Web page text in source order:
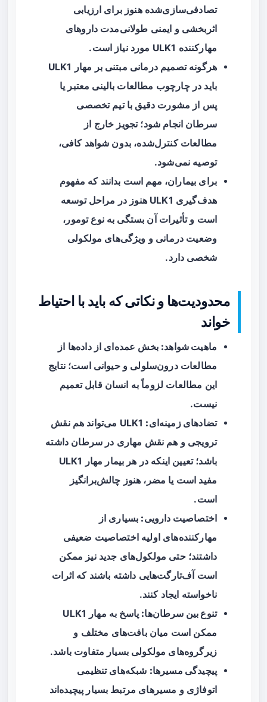
تصادفی‌سازی‌شده هنوز برای ارزیابی
اثربخشی و ایمنی طولانی‌مدت داروهای
مهارکننده ULK1 مورد نیاز است.
هرگونه تصمیم درمانی مبتنی بر مهار ULK1
باید در چارچوب مطالعات بالینی معتبر یا
پس از مشورت دقیق با تیم تخصصی
سرطان انجام شود؛ تجویز خارج از
مطالعات کنترل‌شده، بدون شواهد کافی،
توصیه نمی‌شود.
برای بیماران، مهم است بدانند که مفهوم
هدف‌گیری ULK1 هنوز در مراحل توسعه
است و تأثیرات آن بستگی به نوع تومور،
وضعیت درمانی و ویژگی‌های مولکولی
شخصی دارد.
محدودیت‌ها و نکاتی که باید با احتیاط
خواند
ماهیت شواهد: بخش عمده‌ای از داده‌ها از
مطالعات درون‌سلولی و حیوانی است؛ نتایج
این مطالعات لزوماً به انسان قابل تعمیم
نیست.
تضادهای زمینه‌ای:
ULK1 می‌تواند هم نقش
ترویجی و هم نقش مهاری در سرطان داشته
باشد؛ تعیین اینکه در هر بیمار مهار ULK1
مفید است یا مضر، هنوز چالش‌برانگیز
است.
اختصاصیت دارویی: بسیاری از
مهارکننده‌های اولیه اختصاصیت ضعیفی
داشتند؛ حتی مولکول‌های جدید نیز ممکن
است آف‌تارگت‌هایی داشته باشند که اثرات
ناخواسته ایجاد کنند.
تنوع بین سرطان‌ها:
پاسخ به مهار ULK1
ممکن است میان بافت‌های مختلف و
زیرگروه‌های مولکولی بسیار متفاوت باشد.
پیچیدگی مسیرها: شبکه‌های تنظیمی
اتوفاژی و مسیرهای مرتبط بسیار پیچیده‌اند